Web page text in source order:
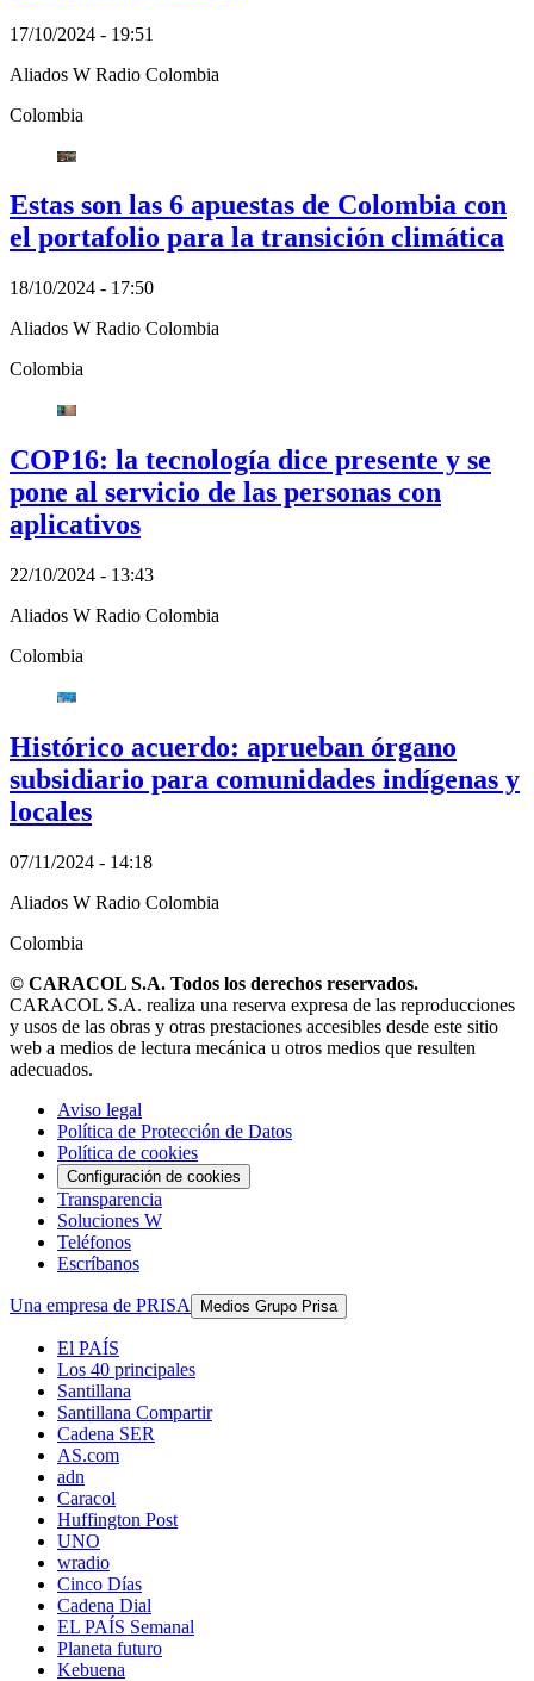
17/10/2024 - 19:51
Aliados W Radio Colombia
Colombia
Estas son las 6 apuestas de Colombia con
el portafolio para la transición climática
18/10/2024 - 17:50
Aliados W Radio Colombia
Colombia
COP16: la tecnología dice presente y se
pone al servicio de las personas con
aplicativos
22/10/2024 - 13:43
Aliados W Radio Colombia
Colombia
Histórico acuerdo: aprueban órgano
subsidiario para comunidades indígenas y
locales
07/11/2024 - 14:18
Aliados W Radio Colombia
Colombia
© CARACOL S.A. Todos los derechos reservados.
CARACOL S.A. realiza una reserva expresa de las reproducciones
y usos de las obras y otras prestaciones accesibles desde este sitio
web a medios de lectura mecánica u otros medios que resulten
adecuados.
Aviso legal
Política de Protección de Datos
Política de cookies
Configuración de cookies
Transparencia
Soluciones W
Teléfonos
Escríbanos
Una empresa de PRISA Medios Grupo Prisa
El PAÍS
Los 40 principales
Santillana
Santillana Compartir
Cadena SER
AS.com
adn
Caracol
Huffington Post
UNO
wradio
Cinco Días
Cadena Dial
EL PAÍS Semanal
Planeta futuro
Kebuena